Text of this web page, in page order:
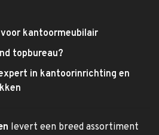
kantoormeubilair
topbureau?
in kantoorinrichting en
levert een breed assortiment